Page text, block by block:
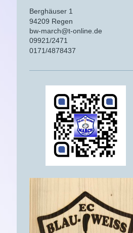
Berghäuser 1
94209 Regen
bw-march@t-online.de
09921/2471
0171/4878437